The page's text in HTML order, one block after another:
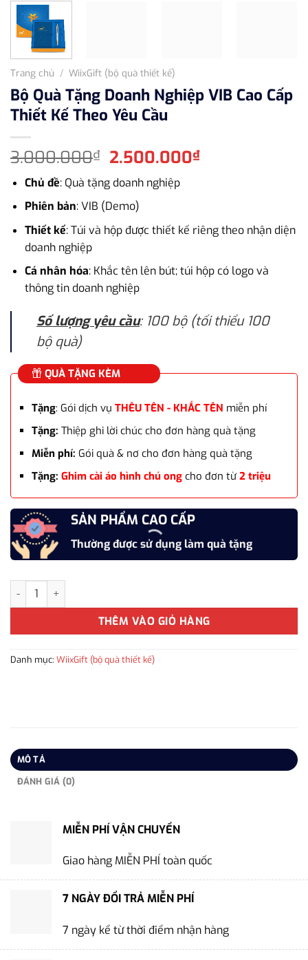
Trang chủ / WiixGift (bộ quà thiết kế)
Bộ Quà Tặng Doanh Nghiệp VIB Cao Cấp
Thiết Kế Theo Yêu Cầu
3.000.000₫ Giá
gốc
là:
3.000.000₫.
2.500.000₫Giá
2.500.000₫.
Chủ đề: Quà tặng doanh nghiệp
Phiên bản: VIB (Demo)
Thiết kế: Túi và hộp được thiết kế riêng theo nhận diện
doanh nghiệp
Cá nhân hóa: Khắc tên lên bút; túi hộp có logo và
thông tin doanh nghiệp
Số lượng yêu cầu: 100 bộ (tối thiểu 100
bộ quà)
QUÀ TẶNG KÈM
Tặng: Gói dịch vụ THÊU TÊN - KHẮC TÊN miễn phí
Tặng: Thiệp ghi lời chúc cho đơn hàng quà tặng
Miễn phí: Gói quà & nơ cho đơn hàng quà tặng
Tặng: Ghim cài áo hình chú ongcho đơn từ 2 triệu
SẢN PHẨM CAO CẤP
Thường được sử dụng làm quà tặng
Bộ Quà Tặng Doanh Nghiệp VIB Cao Cấp Thiết Kế Theo Yêu Cầu
THÊM VÀO GIỎ HÀNG
Danh mục: WiixGift (bộ quà thiết kế)
MÔ TẢ
ĐÁNH GIÁ (0)
MIỄN PHÍ VẬN CHUYỂN
Giao hàng MIỄN PHÍ toàn quốc
7 NGÀY ĐỔI TRẢ MIỄN PHÍ
7 ngày kể từ thời điểm nhận hàng